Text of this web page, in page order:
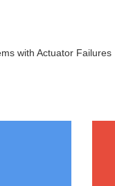
with Actuator Failures